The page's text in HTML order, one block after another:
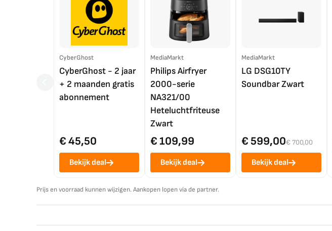
CyberGhost
CyberGhost - 2 jaar
+ 2 maanden gratis
abonnement
€ 45,50
Bekijk deal
MediaMarkt
Philips Airfryer
2000-serie
NA321/00
Heteluchtfriteuse
Zwart
€ 109,99
Bekijk deal
MediaMarkt
LG DSG10TY
Soundbar Zwart
€ 599,00€ 700,00
Bekijk deal
Prijs en voorraad kunnen wijzigen. Aankopen lopen via de partner.